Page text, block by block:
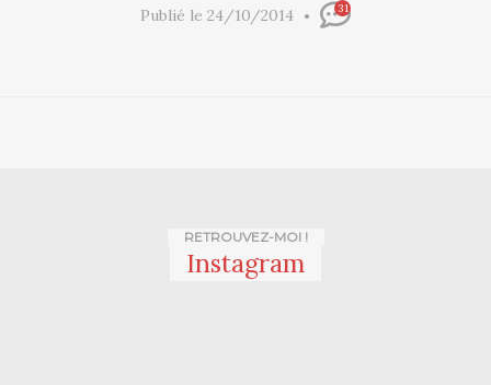
Publié le 24/10/2014 31
RETROUVEZ-MOI !
Instagram